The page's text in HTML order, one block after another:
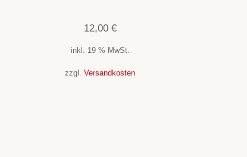
12,00 €
inkl. 19 % MwSt.
zzgl.Versandkosten